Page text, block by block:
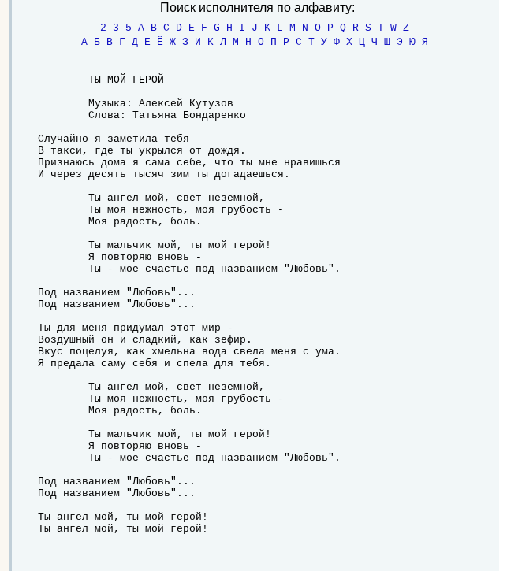
Поиск исполнителя по алфавиту:
2 3 5 A B C D E F G H I J K L M N O P Q R S T W Z
А
Б В Г Д Е Ё Ж З И К Л М Н О П Р С Т У Ф Х Ц Ч Ш Э Ю Я
Случайно я заметила тебя
В такси, где ты укрылся от дождя.
Признаюсь дома я сама себе, что ты мне нравишься
И через десять тысяч зим ты догадаешься.
Под названием "Любовь"...
Под названием "Любовь"...
Ты для меня придумал этот мир -
Воздушный он и сладкий, как зефир.
Вкус поцелуя, как хмельна вода свела меня с ума.
Я предала саму себя и спела для тебя.
Под названием "Любовь"...
Под названием "Любовь"...
Ты ангел мой, ты мой герой!
Ты ангел мой, ты мой герой!